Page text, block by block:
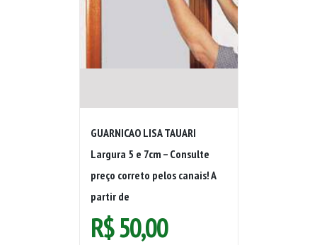
GUARNICAO LISA TAUARI
Largura 5 e 7cm – Consulte
preço correto pelos canais! A
partir de
R$50,00